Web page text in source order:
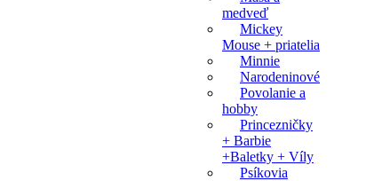
medveď
Mickey
Mouse + priatelia
Minnie
Narodeninové
Povolanie a
hobby
Princezničky
+ Barbie
+Baletky + Víly
Psíkovia